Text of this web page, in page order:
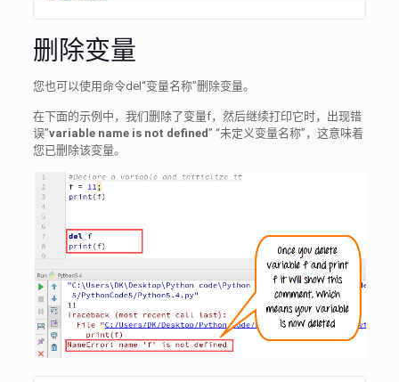
删除变量
您也可以使用命令del“变量名称”删除变量。
在下面的示例中，我们删除了变量f，然后继续打印它时，出现错
误”variable name is not defined” “未定义变量名称”，这意味着
您已删除该变量。